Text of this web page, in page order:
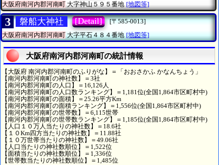
大阪府南河内郡河南町大字神山５９５番地 [地図等]
3 磐船大神社 [Detail]
[〒585-0013]
大阪府南河内郡河南町大字平石４８４番地 [地図等]
大阪府南河内郡河南町の統計情報
【大阪府 南河内郡河南町のふりがな】＝「おおさかふ かなんちょう」
【南河内郡河南町の神社数】＝3社
【南河内郡河南町の人口】＝16,126人
【南河内郡河南町の人口数ランキング】＝1,181位(全国1,864市区町村中)
【南河内郡河南町の面積】＝25.26平方Km
【南河内郡河南町の面積ランキング】＝1,556位(全国1,864市区町村中)
【南河内郡河南町の世帯数】＝6,115世帯
【南河内郡河南町の世帯数ランキング】＝1,185位(全国1,864市区町村中)
【人口１０万人当たりの神社数】＝18.6社
【１０Km四方当たりの神社数】＝11.88社
【１０万世帯当たりの神社数】＝49.06社
【人口当たりの神社数順位】＝1,522位
【面積当たりの神社数順位】＝1,336位
【世帯数当たりの神社数順位】＝1,485位